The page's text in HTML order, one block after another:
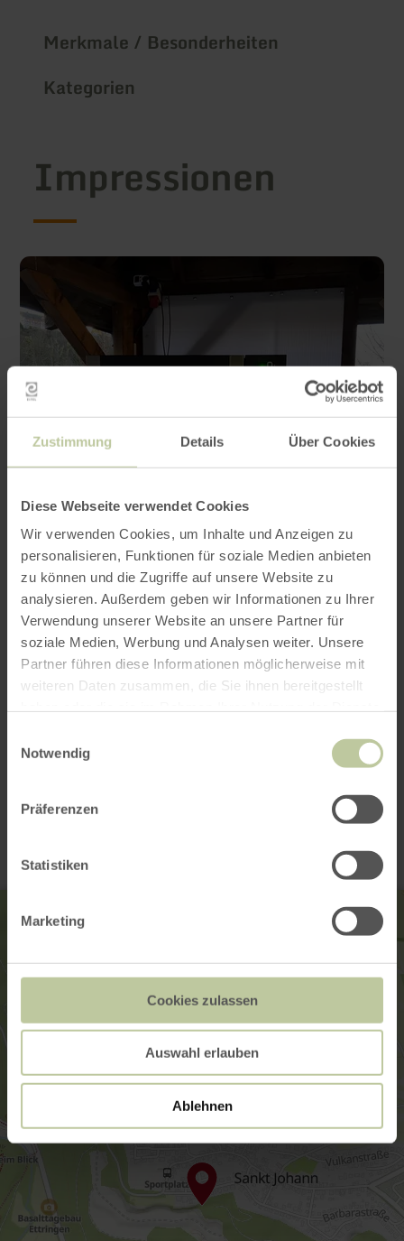
Zustimmung Details Über Cookies
Diese Webseite verwendet Cookies
Wir verwenden Cookies, um Inhalte und Anzeigen zu
personalisieren, Funktionen für soziale Medien anbieten
zu können und die Zugriffe auf unsere Website zu
analysieren. Außerdem geben wir Informationen zu Ihrer
Verwendung unserer Website an unsere Partner für
soziale Medien, Werbung und Analysen weiter. Unsere
Partner führen diese Informationen möglicherweise mit
weiteren Daten zusammen, die Sie ihnen bereitgestellt
Notwendig
Präferenzen
Statistiken
Marketing
Cookies zulassen
Auswahl erlauben
Ablehnen
Merkmale / Besonderheiten
Kategorien
Impressionen
Kontakt